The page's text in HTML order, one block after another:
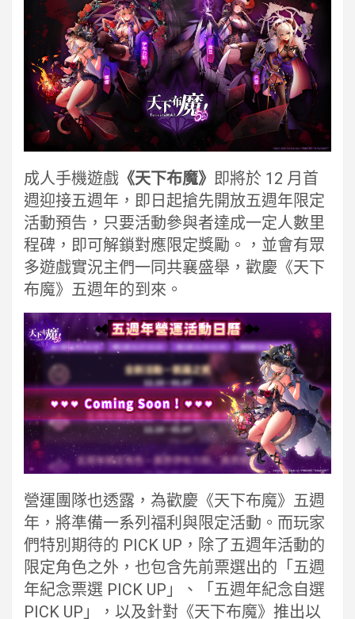
成人手機遊戲 《天下布魔》 即將於 12 月首
週迎接五週年，即日起搶先開放五週年限定
活動預告，只要活動參與者達成一定人數里
程碑，即可解鎖對應限定獎勵。，並會有眾
多遊戲實況主們一同共襄盛舉，歡慶《天下
布魔》五週年的到來。
營運團隊也透露，為歡慶《天下布魔》五週
年，將準備一系列福利與限定活動。而玩家
們特別期待的 PICK UP，除了五週年活動的
限定角色之外，也包含先前票選出的「五週
年紀念票選 PICK UP」、「五週年紀念自選
PICK UP」，以及針對《天下布魔》推出以